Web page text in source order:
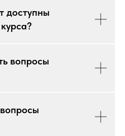
доступны
вопросы